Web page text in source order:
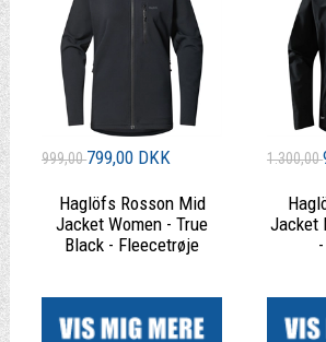
999,00799,00 DKK
Haglöfs Rosson Mid
Jacket Women - True
Black - Fleecetrøje
1.300,00
Jacket